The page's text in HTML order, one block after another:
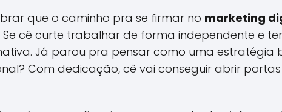
que o caminho pra se firmar no marketing
cê curte trabalhar de forma independente e
Já parou pra pensar como uma
Com dedicação, cê vai conseguir abrir portas